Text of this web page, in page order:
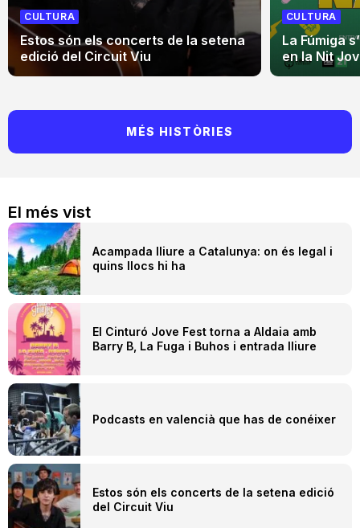
El més vist
Acampada lliure a Catalunya: on és legal i
quins llocs hi ha
El Cinturó Jove Fest torna a Aldaia amb
Barry B, La Fuga i Buhos i entrada lliure
Podcasts en valencià que has de conéixer
Estos són els concerts de la setena edició
del Circuit Viu
CULTURA
Estos són els concerts de la setena
edició del Circuit Viu
CULTURA
La Fúmiga
en la Nit
MÉS HISTÒRIES